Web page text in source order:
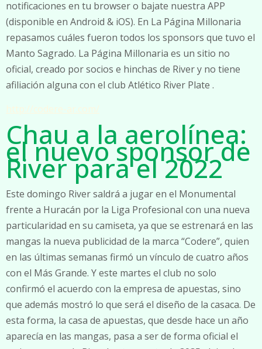
notificaciones en tu browser o bajate nuestra APP
(disponible en Android & iOS). En La Página Millonaria
repasamos cuáles fueron todos los sponsors que tuvo el
Manto Sagrado. La Página Millonaria es un sitio no
oficial, creado por socios e hinchas de River y no tiene
afiliación alguna con el club Atlético River Plate .
Chau a la aerolínea:
el nuevo sponsor de
River para el 2022
Este domingo River saldrá a jugar en el Monumental
frente a Huracán por la Liga Profesional con una nueva
particularidad en su camiseta, ya que se estrenará en las
mangas la nueva publicidad de la marca “Codere”, quien
en las últimas semanas firmó un vínculo de cuatro años
con el Más Grande. Y este martes el club no solo
confirmó el acuerdo con la empresa de apuestas, sino
que además mostró lo que será el diseño de la casaca. De
esta forma, la casa de apuestas, que desde hace un año
aparecía en las mangas, pasa a ser de forma oficial el